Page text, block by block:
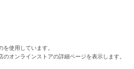
使用しています。
オンラインストアの詳細ページを表示します。